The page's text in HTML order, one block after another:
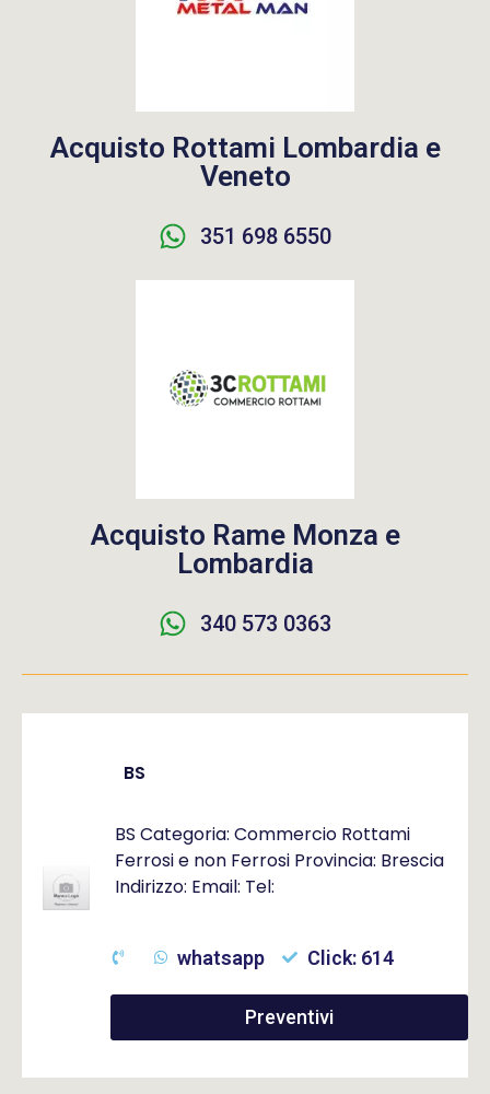
Acquisto Rottami Lombardia e
Veneto
351 698 6550
Acquisto Rame Monza e
Lombardia
340 573 0363
BS
BS Categoria: Commercio Rottami
Ferrosi e non Ferrosi Provincia: Brescia
Indirizzo: Email: Tel:
whatsapp Click: 614
Preventivi